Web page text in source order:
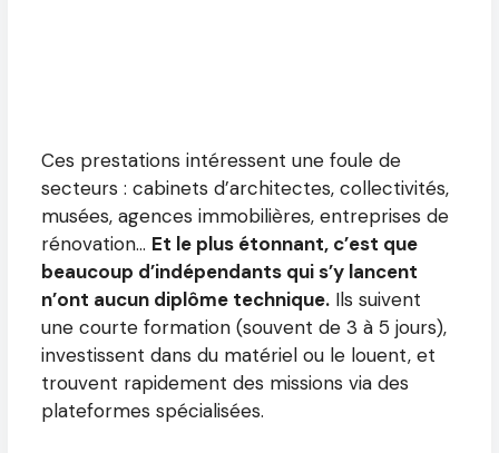
Ces prestations intéressent une foule de
secteurs : cabinets d’architectes, collectivités,
musées, agences immobilières, entreprises de
rénovation… Et le plus étonnant, c’est que
beaucoup d’indépendants qui s’y lancent
n’ont aucun diplôme technique. Ils suivent
une courte formation (souvent de 3 à 5 jours),
investissent dans du matériel ou le louent, et
trouvent rapidement des missions via des
plateformes spécialisées.